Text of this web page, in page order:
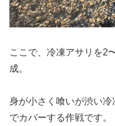
ここで、冷凍アサリを2
成。
身が小さく喰いが渋い
でカバーする作戦です。